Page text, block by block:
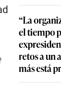
“La
el tiempo
retos a un
más está